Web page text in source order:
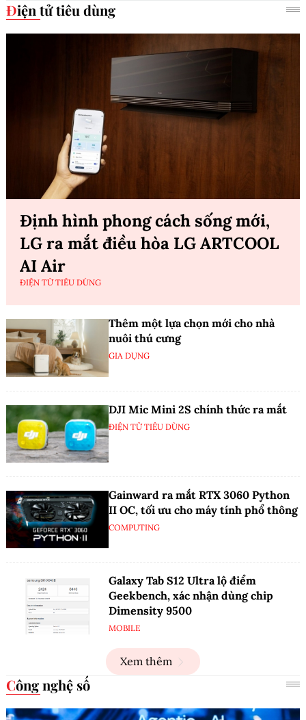
Điện tử tiêu dùng
Định hình phong cách sống mới,
LG ra mắt điều hòa LG ARTCOOL
AI Air
ĐIỆN TỬ TIÊU DÙNG
Thêm một lựa chọn mới cho nhà
nuôi thú cưng
GIA DỤNG
DJI Mic Mini 2S chính thức ra mắt
ĐIỆN TỬ TIÊU DÙNG
Gainward ra mắt RTX 3060 Python
II OC, tối ưu cho máy tính phổ thông
COMPUTING
Galaxy Tab S12 Ultra lộ điểm
Geekbench, xác nhận dùng chip
Dimensity 9500
MOBILE
Xem thêm
Công nghệ số